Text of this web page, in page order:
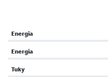
Energia
Energia
Tuky